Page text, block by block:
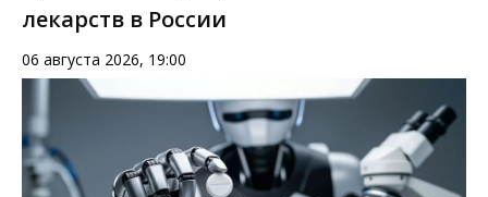
лекарств в России
06 августа 2026, 19:00